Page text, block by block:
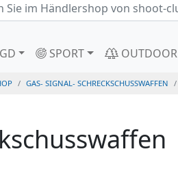
SPORT OUTDOOR
GAS- SIGNAL- SCHRECKSCHUSSWAFFEN